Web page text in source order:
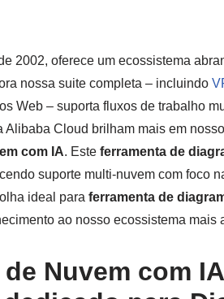
2002, oferece um ecossistema
nossa suite completa – incluindo
Web – suporta fluxos de trabalho
Cloud brilham mais em
com IA. Este ferramenta de
suporte multi-nuvem com foco
ideal para ferramenta de
ao nosso ecossistema mais
Nuvem com